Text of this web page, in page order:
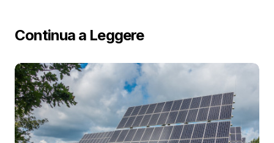
Continua a Leggere